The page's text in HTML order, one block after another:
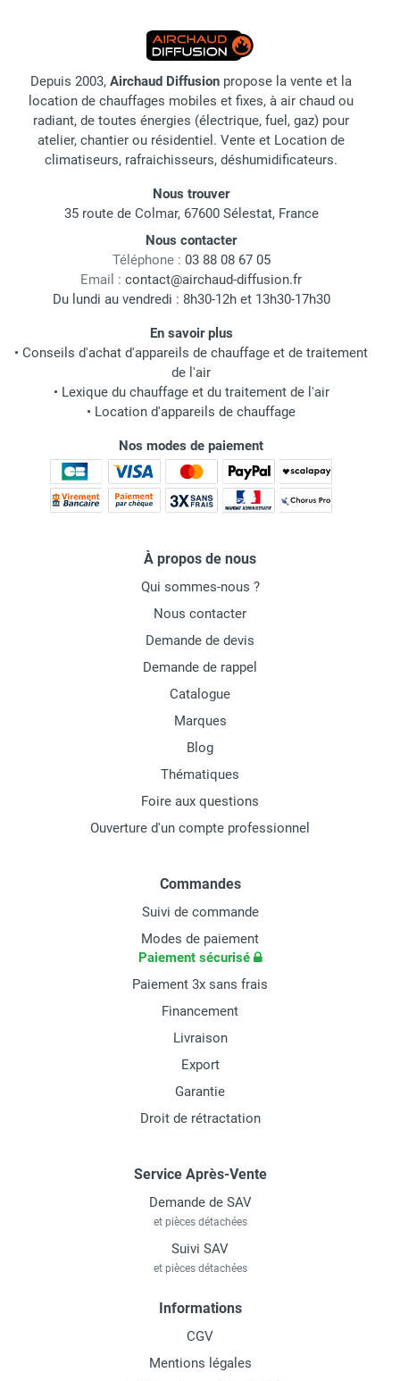
Depuis 2003, Airchaud Diffusion propose la vente et la
location de chauffages mobiles et fixes, à air chaud ou
radiant, de toutes énergies (électrique, fuel, gaz) pour
atelier, chantier ou résidentiel. Vente et Location de
climatiseurs, rafraichisseurs, déshumidificateurs.
Nous trouver
35 route de Colmar, 67600 Sélestat, France
Nous contacter
Téléphone : 03 88 08 67 05
Email : contact@airchaud-diffusion.fr
Du lundi au vendredi : 8h30-12h et 13h30-17h30
En savoir plus
• Conseils d'achat d'appareils de chauffage et de traitement
de l'air
• Lexique du chauffage et du traitement de l'air
• Location d'appareils de chauffage
Nos modes de paiement
À propos de nous
Qui sommes-nous ?
Nous contacter
Demande de devis
Demande de rappel
Catalogue
Marques
Blog
Thématiques
Foire aux questions
Ouverture d'un compte professionnel
Commandes
Suivi de commande
Modes de paiement
Paiement sécurisé
Paiement 3x sans frais
Financement
Livraison
Export
Garantie
Droit de rétractation
Service Après-Vente
Demande de SAV
et pièces détachées
Suivi SAV
et pièces détachées
Informations
CGV
Mentions légales